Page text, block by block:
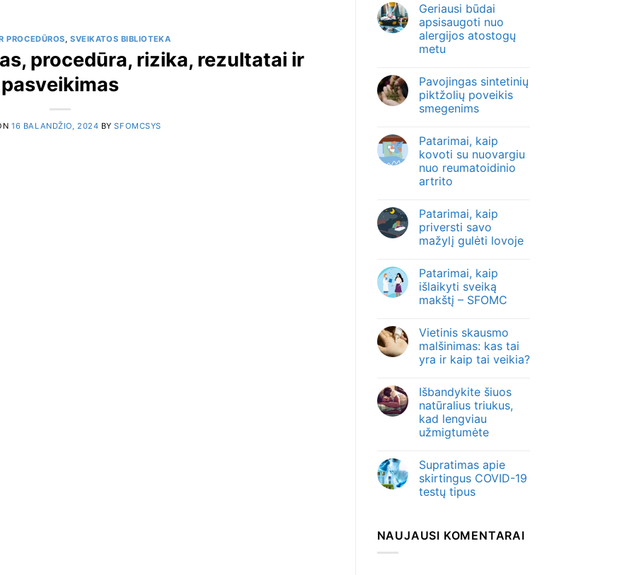
PROCEDŪROS,SVEIKATOS BIBLIOTEKA
procedūra, rizika, rezultatai ir
pasveikimas
16 BALANDŽIO, 2024 BYSFOMCSYS
Geriausi būdai
apsisaugoti nuo
alergijos atostogų
metu
Pavojingas sintetinių
piktžolių poveikis
smegenims
Patarimai, kaip
kovoti su nuovargiu
nuo reumatoidinio
artrito
Patarimai, kaip
priversti savo
mažylį gulėti lovoje
Patarimai, kaip
išlaikyti sveiką
makštį – SFOMC
Vietinis skausmo
malšinimas: kas tai
yra ir kaip tai veikia?
Išbandykite šiuos
natūralius triukus,
kad lengviau
užmigtumėte
Supratimas apie
skirtingus COVID-19
testų tipus
NAUJAUSI KOMENTARAI